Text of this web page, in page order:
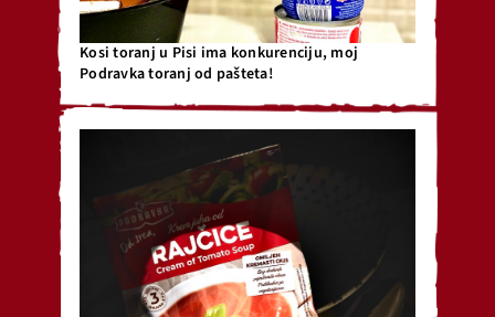
Kosi toranj u Pisi ima konkurenciju, moj
Podravka toranj od pašteta!